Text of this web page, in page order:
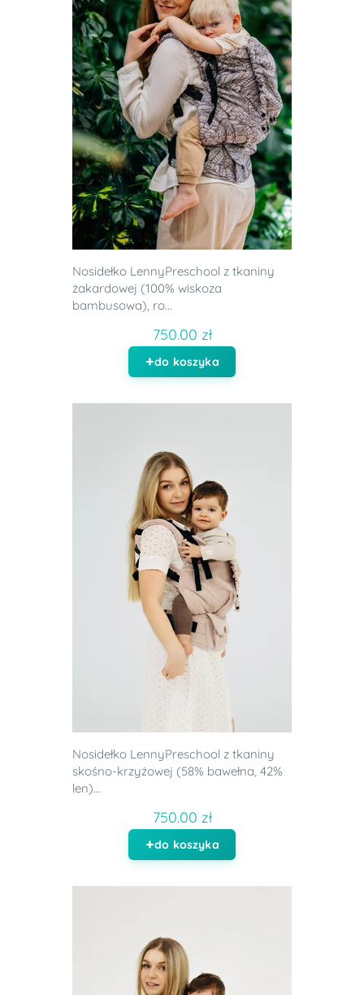
Nosidełko LennyPreschool z tkaniny
żakardowej (100% wiskoza
bambusowa), ro...
750.00 zł
do koszyka
Nosidełko LennyPreschool z tkaniny
skośno-krzyżowej (58% bawełna, 42%
len)...
750.00 zł
do koszyka